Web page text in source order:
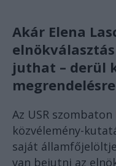
Akár Elena
juthat – derül
Az USR szombaton
közvélemény-
saját
van bejutni az